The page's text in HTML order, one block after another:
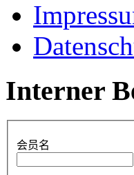
Interner
会员名